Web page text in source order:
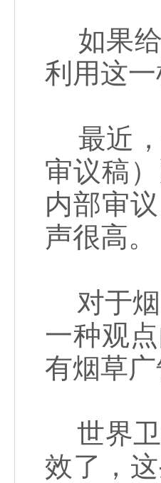
如果给
利用这一
最近，
审议稿
内部审
声很高。
对于烟
一种观
有烟草
世界卫
效了，